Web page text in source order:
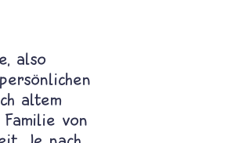
also
altem
von